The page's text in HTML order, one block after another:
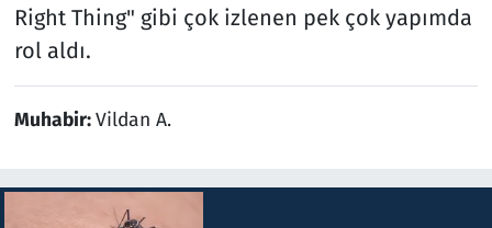
Right Thing" gibi çok izlenen pek çok yapımda
rol aldı.
Muhabir:Vildan A.